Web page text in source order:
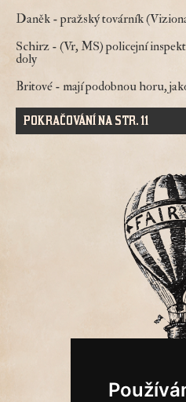
Daněk - pražský továrník
Schirz - (Vr, MS) policejní
doly
Britové - mají podobnou horu,
POKRAČOVÁNÍ NA STR. 11